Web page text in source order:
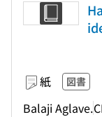
紙 図書
Balaji Aglave.